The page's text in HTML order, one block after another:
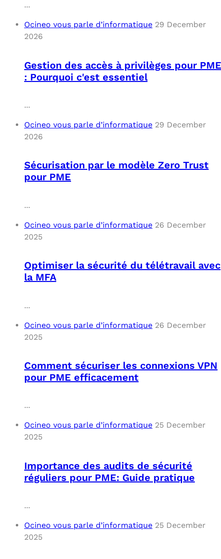
...
Ocineo vous parle d’informatique 29 December
2026
Gestion des accès à privilèges pour PME
: Pourquoi c'est essentiel
...
Ocineo vous parle d’informatique 29 December
2026
Sécurisation par le modèle Zero Trust
pour PME
...
Ocineo vous parle d’informatique 26 December
2025
Optimiser la sécurité du télétravail avec
la MFA
...
Ocineo vous parle d’informatique 26 December
2025
Comment sécuriser les connexions VPN
pour PME efficacement
...
Ocineo vous parle d’informatique 25 December
2025
Importance des audits de sécurité
réguliers pour PME: Guide pratique
...
Ocineo vous parle d’informatique 25 December
2025